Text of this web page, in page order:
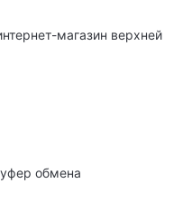
магазин верхней
обмена